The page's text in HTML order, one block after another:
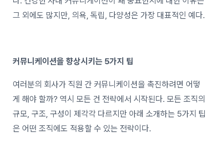
그 외에도 많지만, 의욕, 독립, 다양성은 가장 대표적인 예다.
커뮤니케이션을 향상시키는 5가지 팁
여러분의 회사가 직원 간 커뮤니케이션을 촉진하려면 어떻
게 해야 할까? 역시 모든 건 전략에서 시작된다. 모든 조직의
규모, 구조, 구성이 제각각 다르지만 아래 소개하는 5가지 팁
은 어떤 조직에도 적용할 수 있는 전략이다.